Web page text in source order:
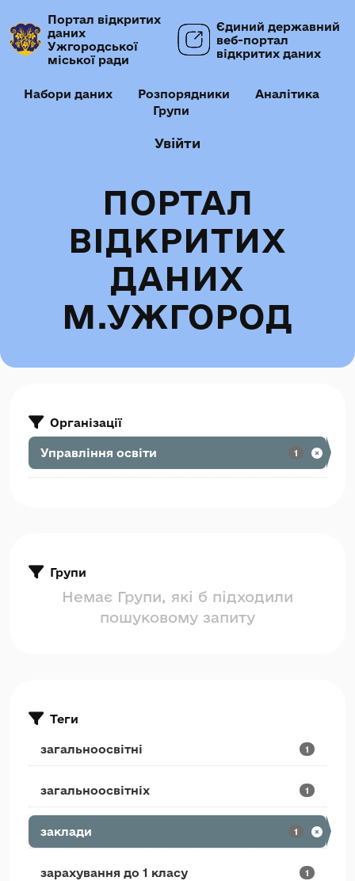
Портал відкритих
даних
Ужгородської
міської ради
Єдиний державний
веб-портал
відкритих даних
Набори даних Розпорядники
Аналітика
Групи
Увійти
ПОРТАЛ
ВІДКРИТИХ
ДАНИХ
М.УЖГОРОД
Організації
Управління освіти 1
Групи
Немає Групи, які б підходили
пошуковому запиту
Теги
загальноосвітні 1
загальноосвітніх 1
заклади 1
зарахування до 1 класу 1